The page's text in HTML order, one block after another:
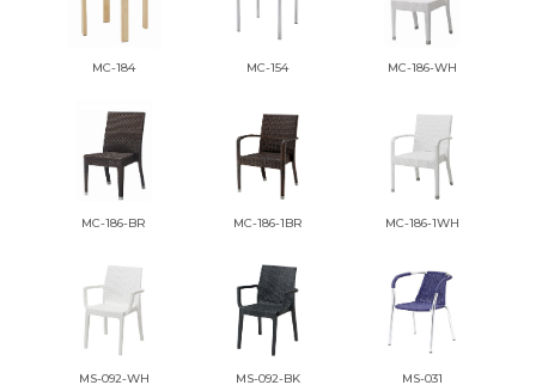
MC-184 MC-154 MC-186-WH
MC-186-BR MC-186-1BR MC-186-1WH
MS-092-WH MS-092-BK MS-031